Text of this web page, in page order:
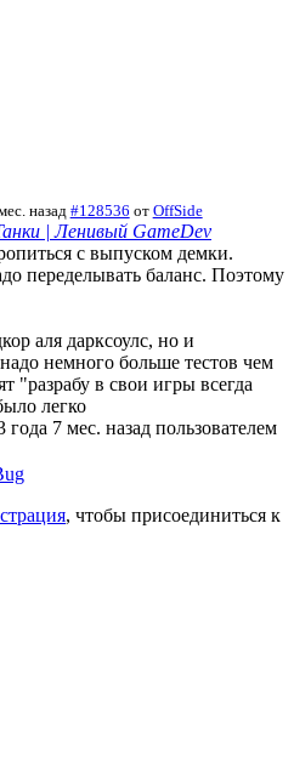
назад #128536 от OffSide
| Ленивый GameDev
с выпуском демки.
переделывать баланс. Поэтому
аля дарксоулс, но и
немного больше тестов чем
"разрабу в свои игры всегда
легко
7 мес. назад пользователем
, чтобы присоединиться к